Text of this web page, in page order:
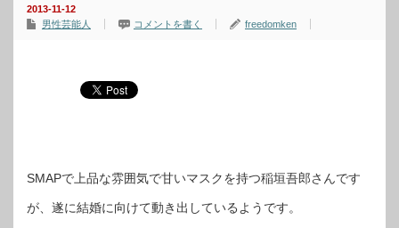
2013-11-12
男性芸能人
コメントを書く freedomken
SMAPで上品な雰囲気で甘いマスクを持つ稲垣吾郎さんです
が、遂に結婚に向けて動き出しているようです。